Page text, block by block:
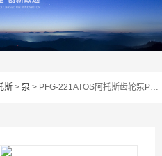
斯 > 泵 > PFG-221ATOS阿托斯齿轮泵PFG—221现货供应